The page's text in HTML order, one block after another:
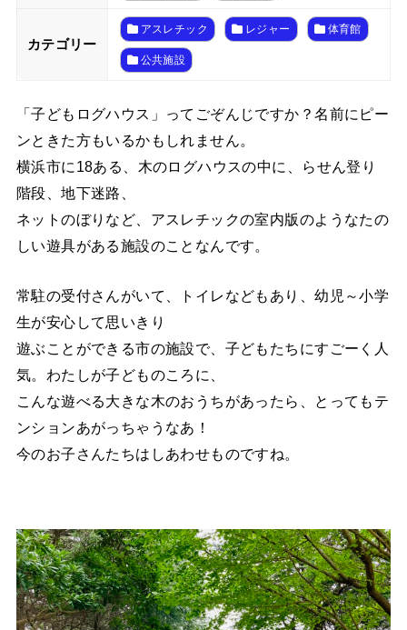
カテゴリー
アスレチック レジャー 体育館
公共施設
「子どもログハウス」ってごぞんじですか？名前にピー
ンときた方もいるかもしれません。
横浜市に18ある、木のログハウスの中に、らせん登り
階段、地下迷路、
ネットのぼりなど、アスレチックの室内版のようなたの
しい遊具がある施設のことなんです。
常駐の受付さんがいて、トイレなどもあり、幼児～小学
生が安心して思いきり
遊ぶことができる市の施設で、子どもたちにすごーく人
気。わたしが子どものころに、
こんな遊べる大きな木のおうちがあったら、とってもテ
ンションあがっちゃうなあ！
今のお子さんたちはしあわせものですね。